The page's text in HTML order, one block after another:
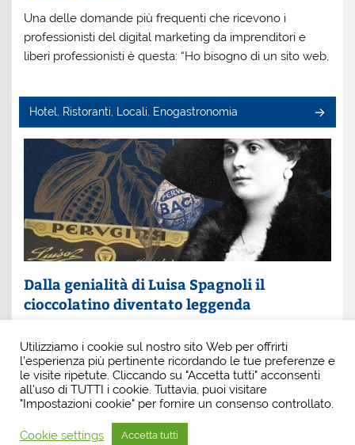
Una delle domande più frequenti che ricevono i
professionisti del digital marketing da imprenditori e
liberi professionisti è questa: “Ho bisogno di un sito web,
Hotel, Ristoranti, Locali, Enogastronomia
Dalla genialità di Luisa Spagnoli il
cioccolatino diventato leggenda
Spagnoli. È lei la donna che, con intuito e coraggio, ha
scritto una pagina indimenticabile della
Utilizziamo i cookie sul nostro sito Web per offrirti
l'esperienza più pertinente ricordando le tue preferenze e
le visite ripetute. Cliccando su "Accetta tutti" acconsenti
all'uso di TUTTI i cookie. Tuttavia, puoi visitare
"Impostazioni cookie" per fornire un consenso controllato.
Cookie settings Accetta tutti